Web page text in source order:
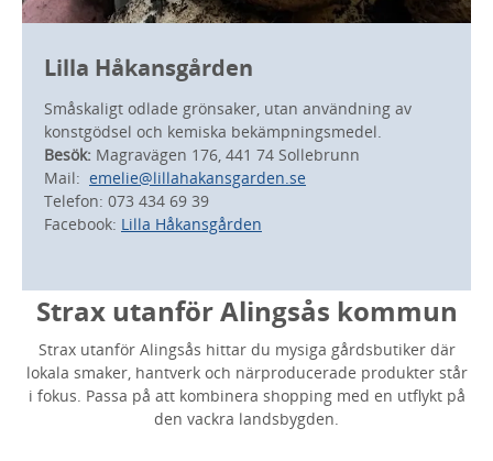
Lilla Håkansgården
Småskaligt odlade grönsaker, utan användning av
konstgödsel och kemiska bekämpningsmedel.
Besök: Magravägen 176, 441 74 Sollebrunn
Mail: emelie@lillahakansgarden.se
Telefon: 073 434 69 39
Facebook: Lilla Håkansgården
Strax utanför Alingsås kommun
Strax utanför Alingsås hittar du mysiga gårdsbutiker där
lokala smaker, hantverk och närproducerade produkter står
i fokus. Passa på att kombinera shopping med en utflykt på
den vackra landsbygden.